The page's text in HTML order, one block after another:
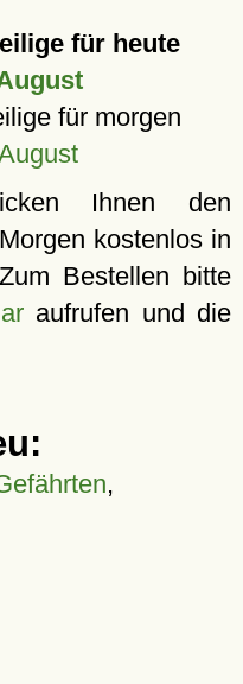
für heute
für morgen
Ihnen den
kostenlos in
Bestellen bitte
aufrufen und die
,